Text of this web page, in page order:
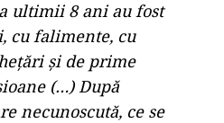
ultimii 8 ani au fost
cu falimente, cu
şi de prime
(…) După
necunoscută, ce se